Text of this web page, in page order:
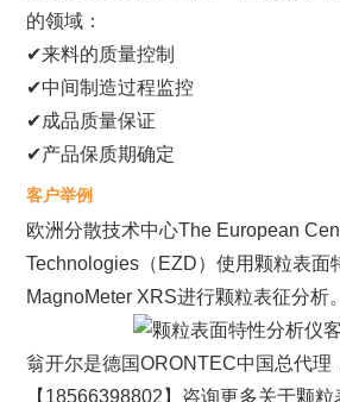
的领域：
✔来料的质量控制
✔中间制造过程监控
✔成品质量保证
✔产品保质期确定
客户举例
欧洲分散技术中心The European
Technologies（EZD）使用颗粒表面
MagnoMeter XRS进行颗粒表征分析。
翁开尔是德国ORONTEC中国总代理
【18566398802】咨询更多关于颗